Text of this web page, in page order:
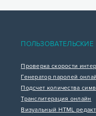
ПОЛЬЗОВАТЕЛЬСКИЕ
Проверка скорости
Генератор паролей
Подсчет количества
Транслитерация онлайн
Визуальный HTML